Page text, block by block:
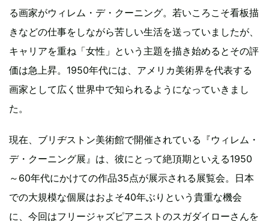
る画家がウィレム・デ・クーニング。若いころこそ看板描
きなどの仕事をしながら苦しい生活を送っていましたが、
キャリアを重ね「女性」という主題を描き始めるとその評
価は急上昇。1950年代には、アメリカ美術界を代表する
画家として広く世界中で知られるようになっていきまし
た。
現在、ブリヂストン美術館で開催されている『ウィレム・
デ・クーニング展』は、彼にとって絶頂期といえる1950
～60年代にかけての作品35点が展示される展覧会。日本
での大規模な個展はおよそ40年ぶりという貴重な機会
に、今回はフリージャズピアニストのスガダイローさんを